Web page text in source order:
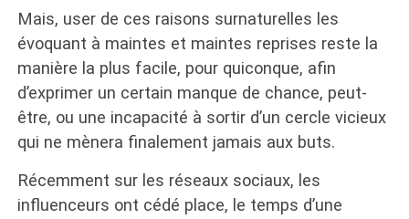
Mais, user de ces raisons surnaturelles les
évoquant à maintes et maintes reprises reste la
manière la plus facile, pour quiconque, afin
d’exprimer un certain manque de chance, peut-
être, ou une incapacité à sortir d’un cercle vicieux
qui ne mènera finalement jamais aux buts.
Récemment sur les réseaux sociaux, les
influenceurs ont cédé place, le temps d’une